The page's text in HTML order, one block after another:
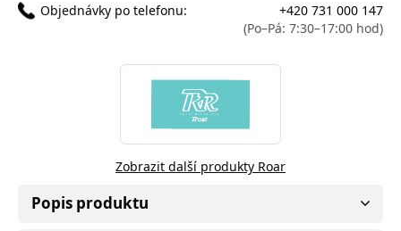
Objednávky po telefonu:
+420 731 000 147
(Po–Pá: 7:30–17:00 hod)
Zobrazit další produkty Roar
Popis produktu